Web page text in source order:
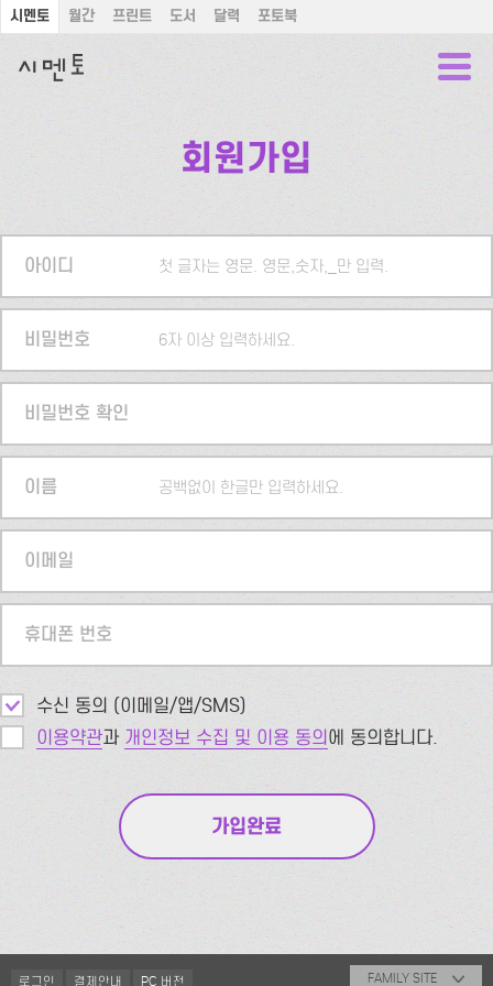
시멘토 월간 프린트 도서 달력 포토북
회원가입
아이디 첫 글자는 영문. 영문,숫자,_만 입력.
비밀번호 6자 이상 입력하세요.
비밀번호 확인
이름 공백없이 한글만 입력하세요.
이메일
휴대폰 번호
수신 동의 (이메일/앱/SMS)
이용약관과 개인정보 수집 및 이용 동의에 동의합니다.
로그인 결제안내 PC 버전 FAMILY SITE